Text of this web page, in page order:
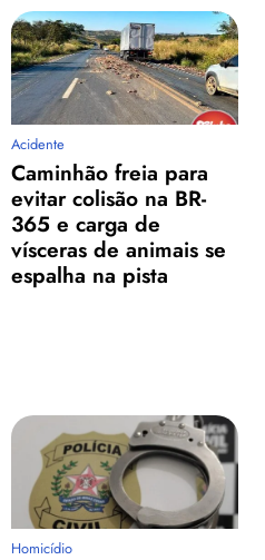
Acidente
Caminhão freia para
evitar colisão na BR-
365 e carga de
vísceras de animais se
espalha na pista
Homicídio